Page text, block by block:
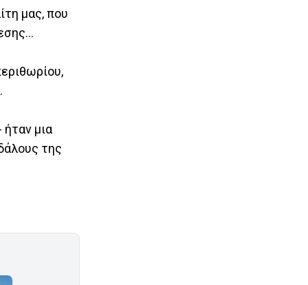
μας, που
μια
της